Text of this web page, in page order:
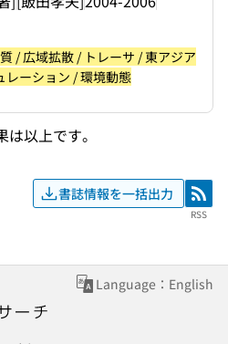
/ 広域拡散 / トレーサ / 東アジア
ーション / 環境動態
は以上です。
書誌情報を一括出力 RSS
RSS
Language：English